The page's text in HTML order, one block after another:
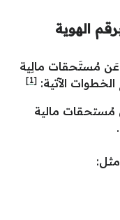
الهوية
عَن مُستَحقات مالِية
الآتية: [1]
مُستحقات مالية